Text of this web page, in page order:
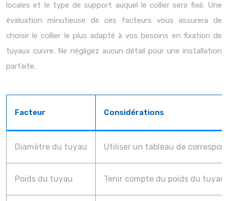
locales et le type de support auquel le collier sera fixé. Une
évaluation minutieuse de ces facteurs vous assurera de
choisir le collier le plus adapté à vos besoins en fixation de
tuyaux cuivre. Ne négligez aucun détail pour une installation
parfaite.
Facteur Considérations
Diamètre du tuyau Utiliser un tableau de
Poids du tuyau Tenir compte du poids du